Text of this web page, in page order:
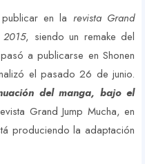
en la revista Grand
, siendo un remake del
a publicarse en Shonen
el pasado 26 de junio.
del manga, bajo el
Grand Jump Mucha, en
produciendo la adaptación